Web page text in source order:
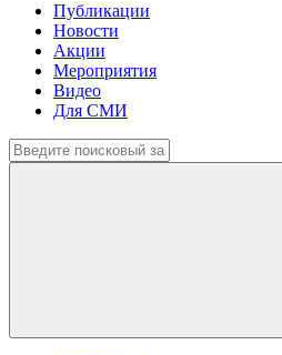
Публикации
Новости
Акции
Мероприятия
Видео
Для СМИ